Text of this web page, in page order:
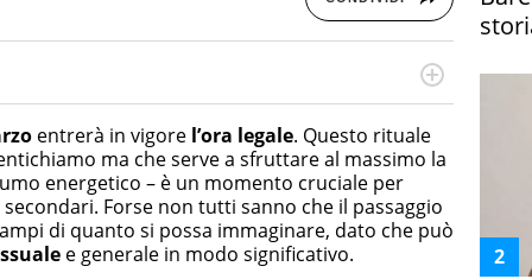
Management e Google Digital Training su
canali digitali.
entrerà in vigore l’ora legale. Questo rituale
ma che serve a sfruttare al massimo la
energetico – è un momento cruciale per
Forse non tutti sanno che il passaggio
di quanto si possa immaginare, dato che può
e generale in modo significativo.